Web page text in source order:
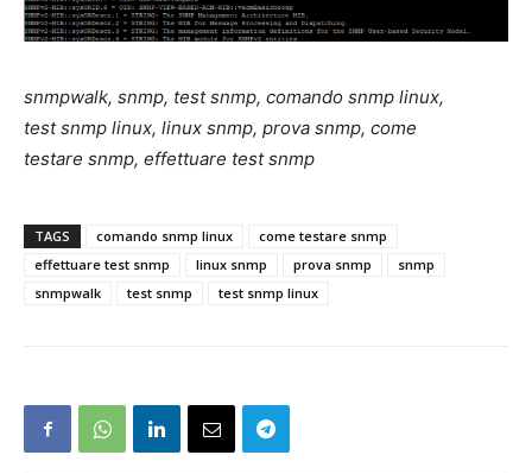
snmpwalk, snmp, test snmp, comando snmp linux,
test snmp linux, linux snmp, prova snmp, come
testare snmp, effettuare test snmp
TAGS comando snmp linux
come testare snmp
effettuare test snmp
linux snmp prova snmp
snmp
snmpwalk
test snmp test snmp linux